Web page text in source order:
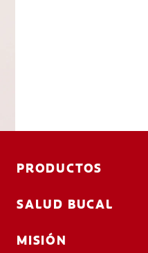
PRODUCTOS
SALUD BUCAL
MISIÓN